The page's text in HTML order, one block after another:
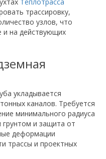
трассировку,
узлов, что
и на действующих
укладывается
каналов. Требуется
минимального радиуса
грунтом и защита от
деформации
трассы и проектных